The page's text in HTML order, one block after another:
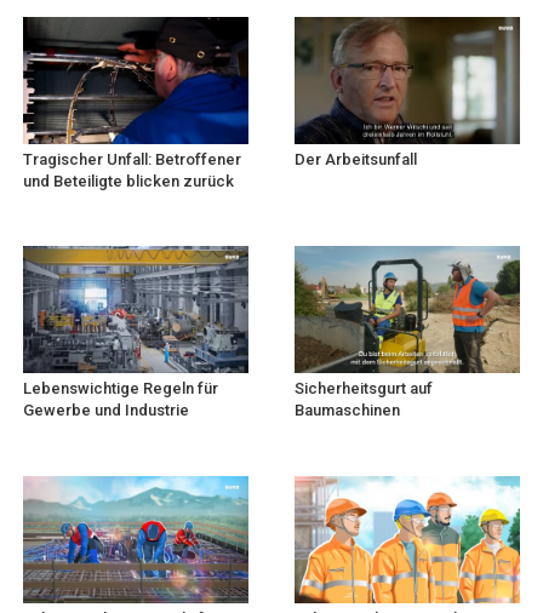
Tragischer Unfall: Betroffener
und Beteiligte blicken zurück
Der Arbeitsunfall
Lebenswichtige Regeln für
Gewerbe und Industrie
Sicherheitsgurt auf
Baumaschinen